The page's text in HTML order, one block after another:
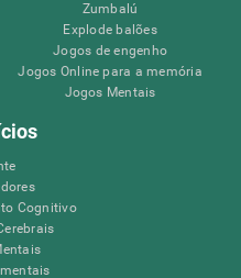
Zumbalú
Explode balões
Jogos de engenho
Jogos Online para a memória
Jogos Mentais
Cognitivo